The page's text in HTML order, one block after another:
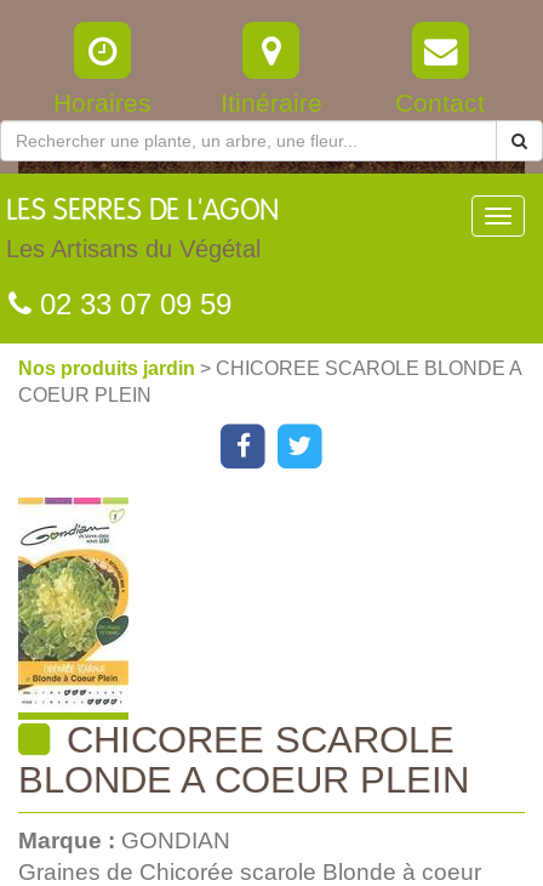
Horaires Itinéraire Contact
LES SERRES DE L'AGON
Les Artisans du Végétal
02 33 07 09 59
Nos produits jardin > CHICOREE SCAROLE BLONDE A
COEUR PLEIN
CHICOREE SCAROLE
BLONDE A COEUR PLEIN
Marque : GONDIAN
Graines de Chicorée scarole Blonde à coeur